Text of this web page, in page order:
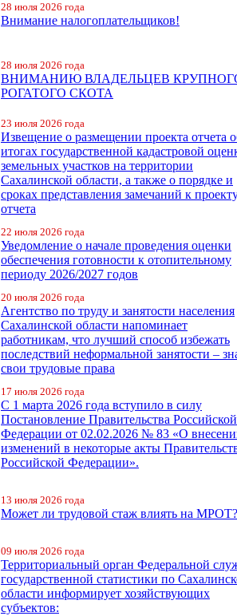
28 июля 2026 года
Внимание налогоплательщиков!
28 июля 2026 года
ВНИМАНИЮ ВЛАДЕЛЬЦЕВ
РОГАТОГО СКОТА
23 июля 2026 года
Извещение о размещении проекта отчета
итогах государственной кадастровой
земельных участков на территории
Сахалинской области, а также о порядке и
сроках представления замечаний к
отчета
22 июля 2026 года
Уведомление о начале проведения оценки
обеспечения готовности к отопительному
периоду 2026/2027 годов
20 июля 2026 года
Агентство по труду и занятости населения
Сахалинской области напоминает
работникам, что лучший способ избежать
последствий неформальной занятости –
свои трудовые права
17 июля 2026 года
С 1 марта 2026 года вступило в силу
Постановление Правительства Российской
Федерации от 02.02.2026 № 83 «О
изменений в некоторые акты
Российской Федерации».
13 июля 2026 года
Может ли трудовой стаж влиять на МРОТ?
09 июля 2026 года
Территориальный орган Федеральной
государственной статистики по
области информирует хозяйствующих
субъектов: